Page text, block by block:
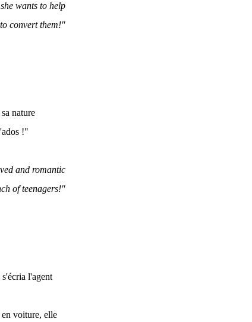
wants to help
convert them!"
nature
!"
and romantic
of teenagers!"
l'agent
en voiture, elle